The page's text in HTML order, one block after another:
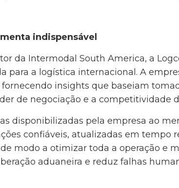
indispensável
da Intermodal South America, a
para a logística internacional. A
insights que baseiam
de negociação e a competitividade
disponibilizadas pela empresa ao
confiáveis, atualizadas em tempo
modo a otimizar toda a operação e
aduaneira e reduz falhas